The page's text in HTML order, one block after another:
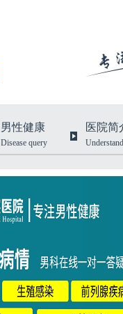
男性健康
Disease query
医院简
Understand